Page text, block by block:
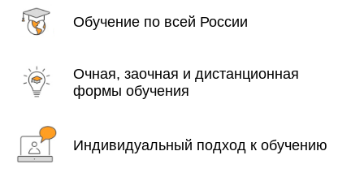
Обучение по всей России
Очная, заочная и дистанционная
формы обучения
Индивидуальный подход к обучению